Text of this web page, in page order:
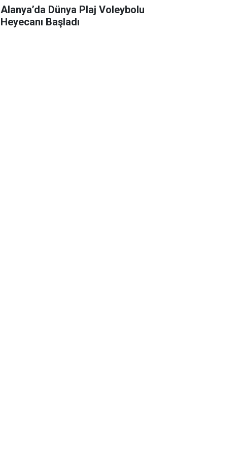
Alanya’da Dünya Plaj Voleybolu
Heyecanı Başladı